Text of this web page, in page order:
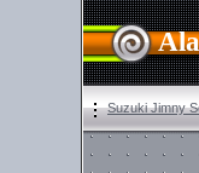
Suzuki Jimny